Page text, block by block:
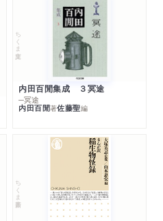
ちくま文庫
内田百閒集成 ３冥途
─冥途
内田百閒著佐藤聖編
ちくま新書